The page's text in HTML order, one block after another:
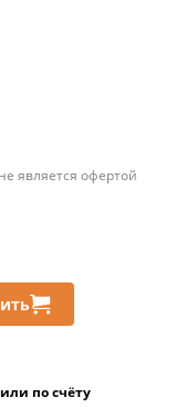
является офертой
по счёту